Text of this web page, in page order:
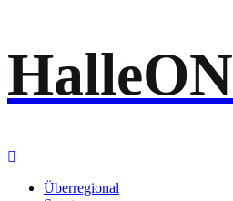
Inhalt
springen
HalleON
Überregional